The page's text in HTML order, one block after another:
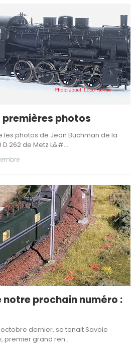
premières photos
les photos de Jean Buchman de la
262 de Metz L&#…
notre prochain numéro :
dernier, se tenait Savoie
premier grand ren…